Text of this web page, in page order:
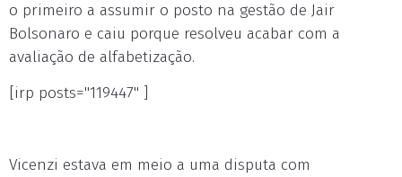
o primeiro a assumir o posto na gestão de Jair
Bolsonaro e caiu porque resolveu acabar com a
avaliação de alfabetização.
[irp posts="119447" ]
Vicenzi estava em meio a uma disputa com